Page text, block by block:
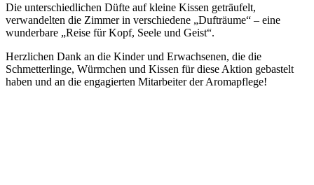
Die unterschiedlichen Düfte auf kleine Kissen geträufelt,
verwandelten die Zimmer in verschiedene „Dufträume“ – eine
wunderbare „Reise für Kopf, Seele und Geist“.
Herzlichen Dank an die Kinder und Erwachsenen, die die
Schmetterlinge, Würmchen und Kissen für diese Aktion gebastelt
haben und an die engagierten Mitarbeiter der Aromapflege!